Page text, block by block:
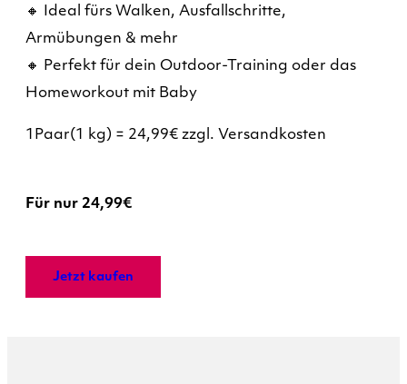
🔸 Ideal fürs Walken, Ausfallschritte,
Armübungen & mehr
🔸 Perfekt für dein Outdoor-Training oder das
Homeworkout mit Baby
1Paar(1 kg) = 24,99€ zzgl. Versandkosten
Für nur 24,99€
Jetzt kaufen